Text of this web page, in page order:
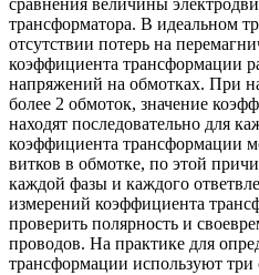
сравнения величины
трансформатора. В идеальном
отсутствии потерь на
коэффициента трансформации
напряжений на обмотках. При
более 2 обмоток, значение
находят последовательно для
коэффициента трансформации
витков в обмотке, по этой
каждой фазы и каждого
измерений коэффициента
проверить полярность и
проводов. На практике для
трансформации используют три